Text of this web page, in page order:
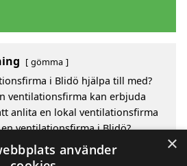
gömma
i Blidö hjälpa till med?
ventilationsfirma kan erbjuda
anlita en lokal ventilationsfirma
ventilationsfirma i Blidö?
ventilationsfirma i Blidö
ventilationsfirma i de
×
använder